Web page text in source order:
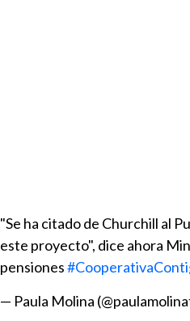
"Se ha citado de Churchill al
este proyecto", dice ahora
pensiones
— Paula Molina